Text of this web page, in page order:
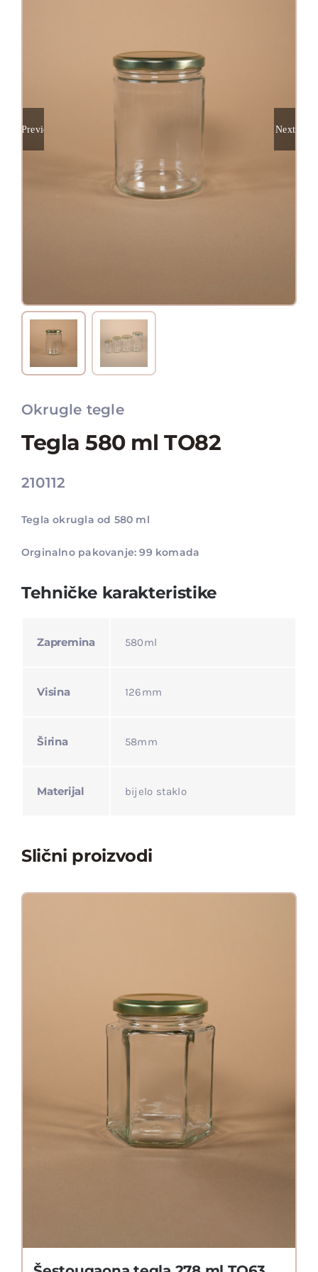
Previous Next
Okrugle tegle
Tegla 580 ml TO82
210112
Tegla okrugla od 580 ml
Orginalno pakovanje: 99 komada
Tehničke karakteristike
Zapremina 580ml
Visina 126mm
Širina 58mm
Materijal bijelo staklo
Slični proizvodi